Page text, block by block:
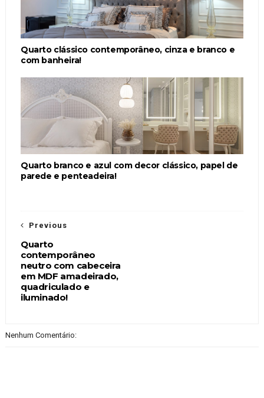
Quarto clássico contemporâneo, cinza e branco e
com banheira!
Quarto branco e azul com decor clássico, papel de
parede e penteadeira!
Previous
Quarto
contemporâneo
neutro com cabeceira
em MDF amadeirado,
quadriculado e
iluminado!
Nenhum Comentário: